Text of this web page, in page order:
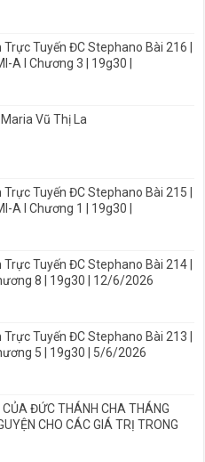
Trực Tuyến ĐC Stephano Bài 216 |
A I Chương 3 | 19g30 |
Vũ Thị La
Trực Tuyến ĐC Stephano Bài 215 |
A I Chương 1 | 19g30 |
Trực Tuyến ĐC Stephano Bài 214 |
8 | 19g30 | 12/6/2026
Trực Tuyến ĐC Stephano Bài 213 |
5 | 19g30 | 5/6/2026
CỦA ĐỨC THÁNH CHA THÁNG
CHO CÁC GIÁ TRỊ TRONG